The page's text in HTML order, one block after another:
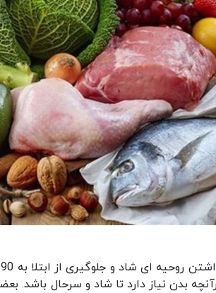
بدن نیاز دارد تا شاد و سرحال باشد.